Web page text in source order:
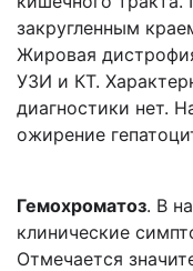
закругленным
Жировая
УЗИ и КТ.
диагностики нет.
ожирение
Гемохроматоз. В
клинические
Отмечается